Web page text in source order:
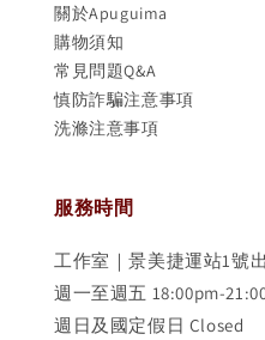
關於Apuguima
購物須知
常見問題Q&A
慎防詐騙注意事項
洗滌注意事項
服務時間
工作室｜景美捷運站1號
週一至週五 18:00pm-
週日及國定假日 Closed